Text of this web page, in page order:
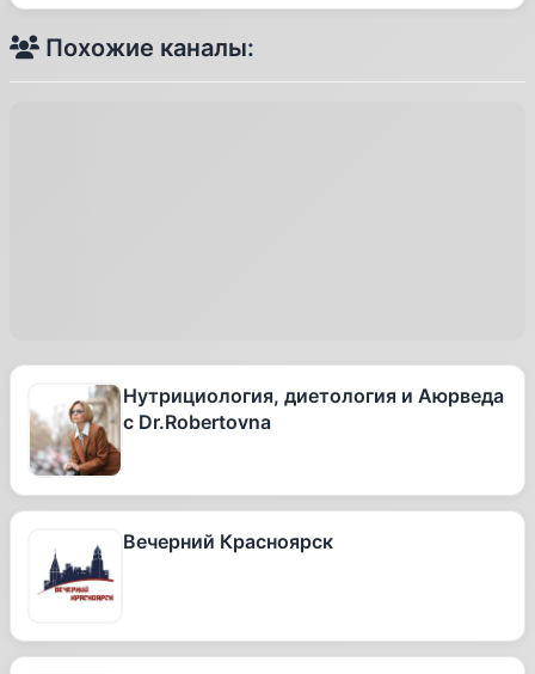
Похожие каналы:
Нутрициология, диетология и Аюрведа
с Dr.Robertovna
Вечерний Красноярск